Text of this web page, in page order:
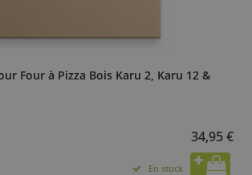
Four à Pizza Bois Karu 2, Karu 12 &
34,95 €
En stock